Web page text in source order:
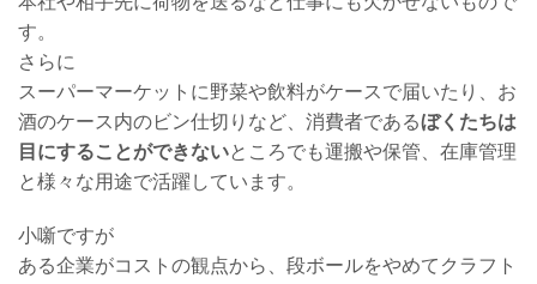
す。
さらに
スーパーマーケットに野菜や飲料がケースで届いたり、お
酒のケース内のビン仕切りなど、消費者であるぼくたちは
目にすることができないところでも運搬や保管、在庫管理
と様々な用途で活躍しています。
小噺ですが
ある企業がコストの観点から、段ボールをやめてクラフト